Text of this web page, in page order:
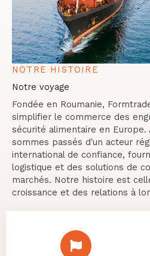
NOTRE HISTOIRE
Notre voyage
Fondée en Roumanie,
simplifier le commerce des
sécurité alimentaire en Europe.
sommes passés d'un acteur
international de confiance,
logistique et des solutions de
marchés. Notre histoire est
croissance et des relations à